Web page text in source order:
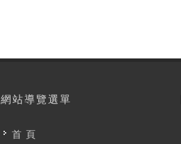
網站導覽選單
首 頁